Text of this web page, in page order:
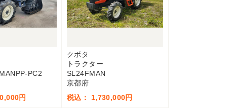
PC2
円
クボタ
トラクター
SL24FMAN
京都府
税込： 1,730,000円